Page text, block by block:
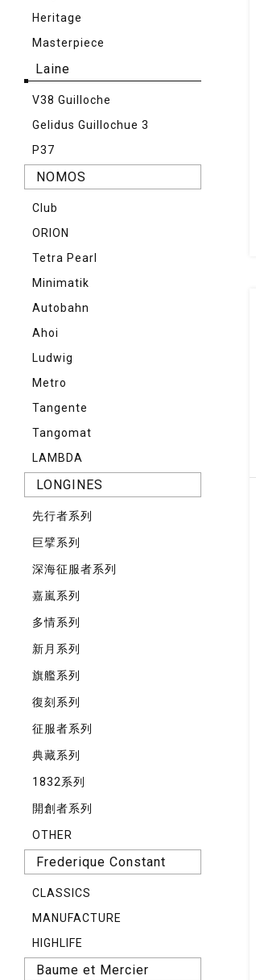
Heritage
Masterpiece
Laine
V38 Guilloche
Gelidus Guillochue 3
P37
NOMOS
Club
ORION
Tetra Pearl
Minimatik
Autobahn
Ahoi
Ludwig
Metro
Tangente
Tangomat
LAMBDA
LONGINES
先⾏者系列
巨擘系列
深海征服者系列
嘉嵐系列
多情系列
新月系列
旗艦系列
復刻系列
征服者系列
典藏系列
1832系列
開創者系列
OTHER
Frederique Constant
CLASSICS
MANUFACTURE
HIGHLIFE
Baume et Mercier